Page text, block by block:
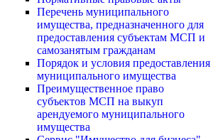
Перечень муниципального
имущества, предназначенного для
предоставления субъектам МСП и
самозанятым гражданам
Порядок и условия предоставления
муниципального имущества
Преимущественное право
субъектов МСП на выкуп
арендуемого муниципального
имущества